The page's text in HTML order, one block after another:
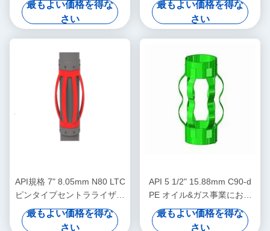
けるケーシングセントラライ
ザーの移動制限用）
最もよい価格を得な
さい
シング・センターライザーの
移動を制限するために設計
最もよい価格を得な
さい
API規格 7" 8.05mm N80 LTC
ピンタイプセントラライザー
（石油・ガス操業におけるケ
ーシングセントラライザーの
最もよい価格を得な
さい
API 5 1/2" 15.88mm C90-d
PE オイル&ガス事業におけ
る石油場集中機
最もよい価格を得な
さい